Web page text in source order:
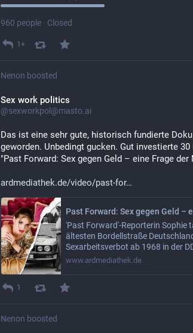
960 people · Closed
1+
Nenon boosted
Sex work politics
@sexworkpol@masto.ai
Das ist eine sehr gute, historisch fundierte
geworden. Unbedingt gucken. Gut investierte 30
"Past Forward: Sex gegen Geld – eine Frage der
ardmediathek.de/video/past-for
'Past Forward'-Reporterin Sophie
ältesten Bordellstraße
Sexarbeitsverbot ab 1968 in der
www.ardmediathek.de
1
Nenon boosted